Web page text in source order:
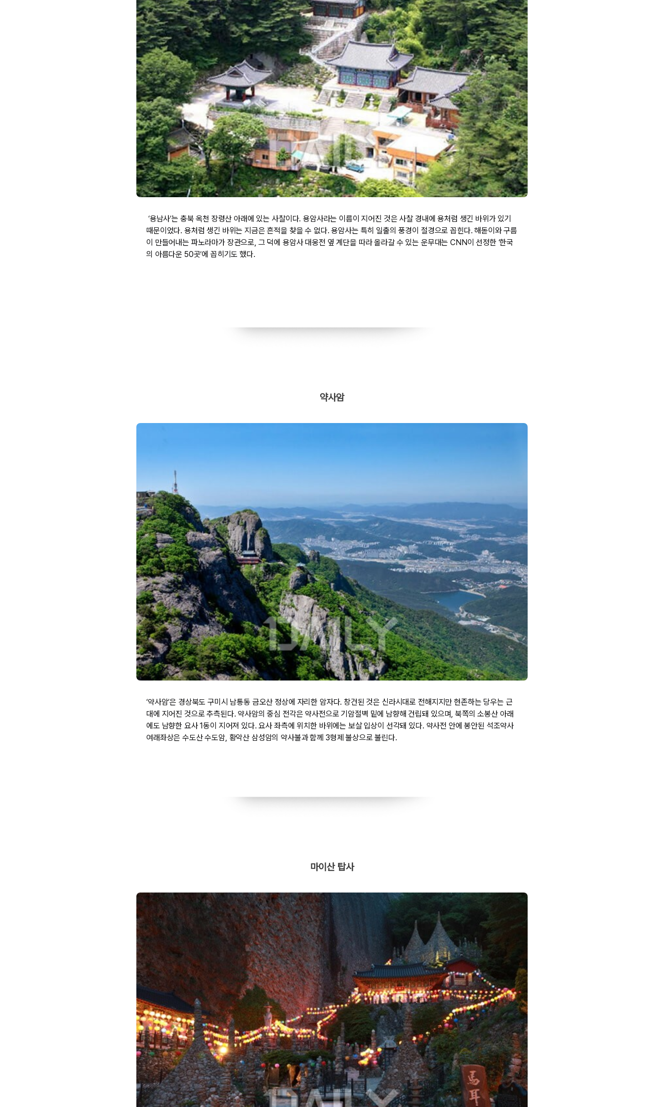
‘용남사’는 충북 옥천 장령산 아래에 있는 사찰이다. 용암사라는 이름이 지어진 것은 사찰 경내에 용처럼 생긴 바위가 있기
때문이었다. 용처럼 생긴 바위는 지금은 흔적을 찾을 수 없다. 용암사는 특히 일출의 풍경이 절경으로 꼽힌다. 해돋이와 구름
이 만들어내는 파노라마가 장관으로, 그 덕에 용암사 대웅전 옆 계단을 따라 올라갈 수 있는 운무대는 CNN이 선정한 ‘한국
의 아름다운 50곳’에 꼽히기도 했다.
약사암
‘약사암’은 경상북도 구미시 남통동 금오산 정상에 자리한 암자다. 창건된 것은 신라시대로 전해지지만 현존하는 당우는 근
대에 지어진 것으로 추측된다. 약사암의 중심 전각은 약사전으로 기암절벽 밑에 남향해 건립돼 있으며, 북쪽의 소봉산 아래
에도 남향한 요사 1동이 지어져 있다. 요사 좌측에 위치한 바위에는 보살 입상이 선각돼 있다. 약사전 안에 봉안된 석조약사
여래좌상은 수도산 수도암, 황악산 삼성암의 약사불과 함께 3형제 불상으로 불린다.
마이산 탑사